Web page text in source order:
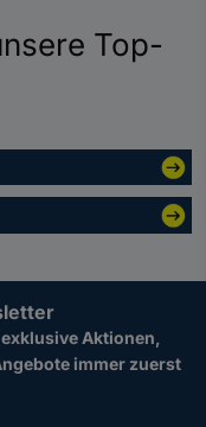
Top-
Aktionen,
immer zuerst